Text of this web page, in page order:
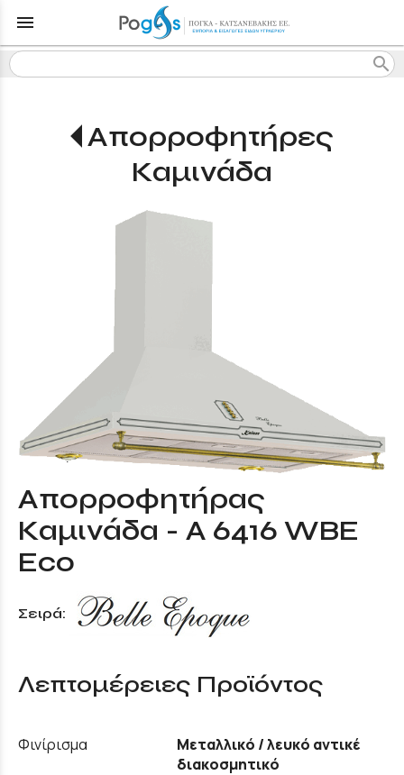
menu
search
Απορροφητήρες
Καμινάδα
Απορροφητήρας
Καμινάδα - A 6416 WBE
Eco
Σειρά:
Λεπτομέρειες Προϊόντος
Φινίρισμα
Μεταλλικό / λευκό αντικέ
διακοσμητικό